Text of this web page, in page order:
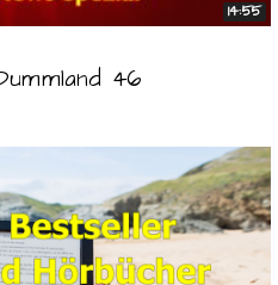
14:55
46